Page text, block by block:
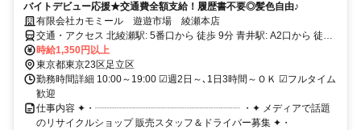
バイトデビュー応援★交通費全額支給！履歴書不要◎髪色自由♪
有限会社カモミール 遊遊市場 綾瀬本店
交通・アクセス 北綾瀬駅: 5番口から 徒歩 9分 青井駅: A2口から 徒歩
13分 綾瀬駅: 東口から 徒歩 16分
時給1,350円以上
東京都東京23区足立区
勤務時間詳細 10:00～19:00 ☑週2日～､1日3時間～ＯＫ ☑フルタイム
歓迎
仕事内容 ✦・┈┈┈┈┈┈┈┈┈┈┈┈┈┈┈ ・✦ メディアで話題
のリサイクルショップ 販売スタッフ＆ドライバー募集 ✦・